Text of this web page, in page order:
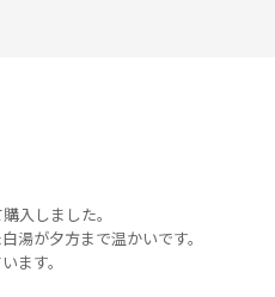
入しました。
湯が夕方まで温かいです。
ます。